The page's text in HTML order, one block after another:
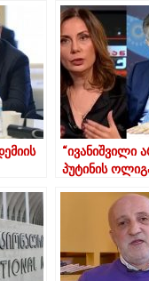
“ივანიშვილი
პუტინის
არის